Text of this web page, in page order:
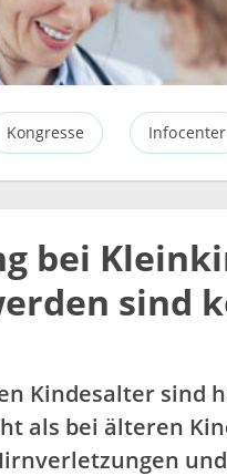
Kongresse Infocenter
bei
sind
Kindesalter sind
als bei älteren